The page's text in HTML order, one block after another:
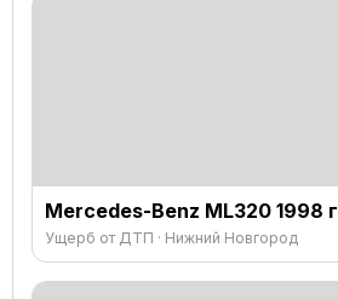
Mercedes-Benz ML320 1998 г
Ущерб от ДТП · Нижний Новгород